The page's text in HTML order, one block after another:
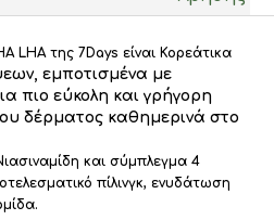
LHA της 7Days είναι Κορεάτικα
εμποτισμένα με
πιο εύκολη και γρήγορη
δέρματος καθημερινά στο
και σύμπλεγμα 4
πίλινγκ, ενυδάτωση